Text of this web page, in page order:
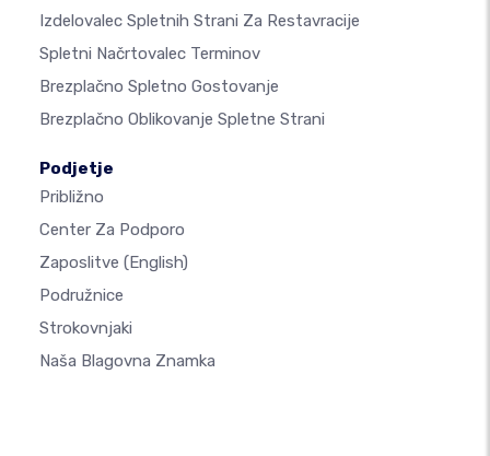
Izdelovalec Spletnih Strani Za Restavracije
Spletni Načrtovalec Terminov
Brezplačno Spletno Gostovanje
Brezplačno Oblikovanje Spletne Strani
Podjetje
Približno
Center Za Podporo
Zaposlitve (English)
Podružnice
Strokovnjaki
Naša Blagovna Znamka